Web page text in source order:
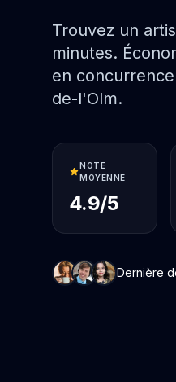
Trouvez un
minutes.
en
de-l'Olm.
NOTE
MOYENNE
4.9/5
Dernière